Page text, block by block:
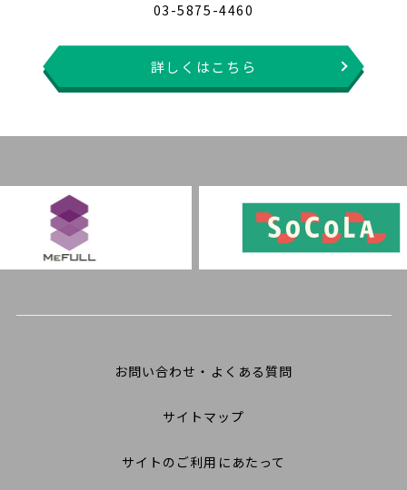
03-5875-4460
詳しくはこちら
お問い合わせ・よくある質問
サイトマップ
サイトのご利用にあたって